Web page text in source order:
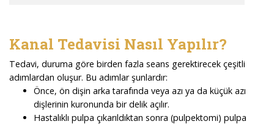
Kanal Tedavisi Nasıl Yapılır?
Tedavi, duruma göre birden fazla seans gerektirecek çeşitli
adımlardan oluşur. Bu adımlar şunlardır:
Önce, ön dişin arka tarafında veya azı ya da küçük azı
dişlerinin kuronunda bir delik açılır.
Hastalıklı pulpa çıkarıldıktan sonra (pulpektomi) pulpa